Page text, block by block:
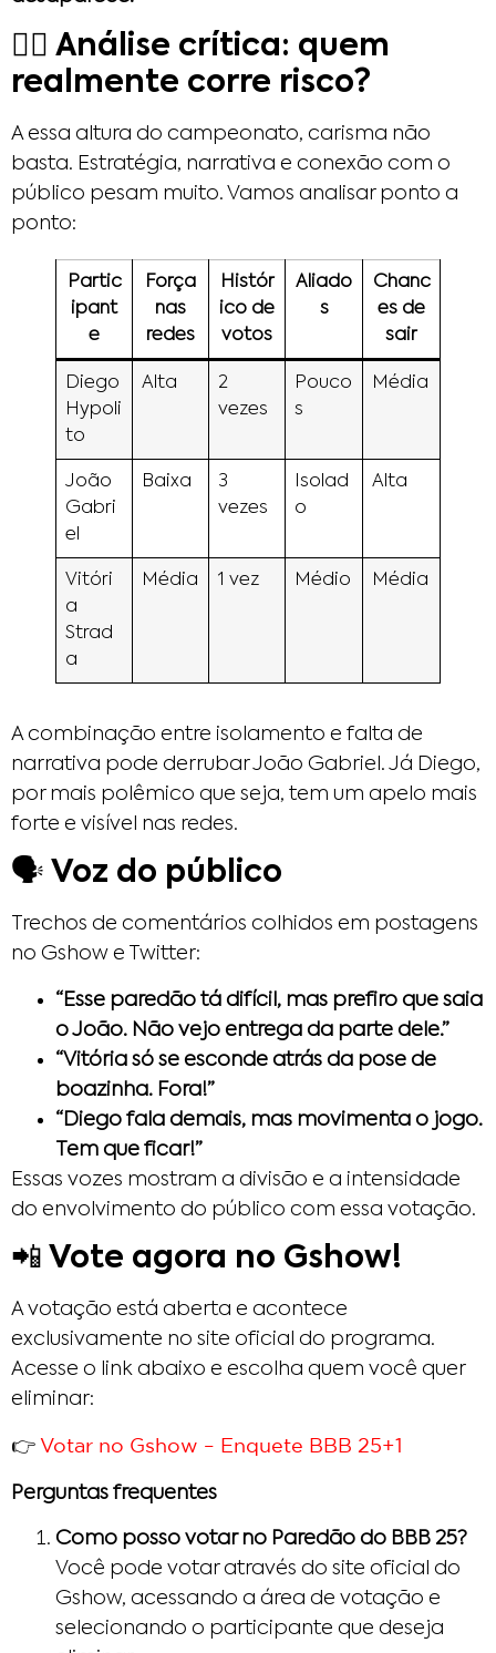
🕵️‍♀️ Análise crítica: quem
realmente corre risco?
A essa altura do campeonato, carisma não
basta. Estratégia, narrativa e conexão com o
público pesam muito. Vamos analisar ponto a
ponto:
Partic
ipant
e
Força
nas
redes
Histór
ico de
votos
Aliado
s
Chanc
es de
sair
Diego
Hypoli
to
Alta
2
vezes
Pouco
s
Média
João
Gabri
el
Baixa
3
vezes
Isolad
o
Alta
Vitóri
a
Strad
a
Média 1 vez Médio Média
A combinação entre isolamento e falta de
narrativa pode derrubar João Gabriel. Já Diego,
por mais polêmico que seja, tem um apelo mais
forte e visível nas redes.
🗣️ Voz do público
Trechos de comentários colhidos em postagens
no Gshow e Twitter:
“Esse paredão tá difícil, mas prefiro que saia
o João. Não vejo entrega da parte dele.”
“Vitória só se esconde atrás da pose de
boazinha. Fora!”
“Diego fala demais, mas movimenta o jogo.
Tem que ficar!”
Essas vozes mostram a divisão e a intensidade
do envolvimento do público com essa votação.
📲 Vote agora no Gshow!
A votação está aberta e acontece
exclusivamente no site oficial do programa.
Acesse o link abaixo e escolha quem você quer
eliminar:
👉 Votar no Gshow – Enquete BBB 25+1
Perguntas frequentes
Como posso votar no Paredão do BBB 25?
Você pode votar através do site oficial do
Gshow, acessando a área de votação e
selecionando o participante que deseja